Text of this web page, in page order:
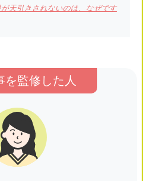
天引きされないのは、なぜです
を監修した人